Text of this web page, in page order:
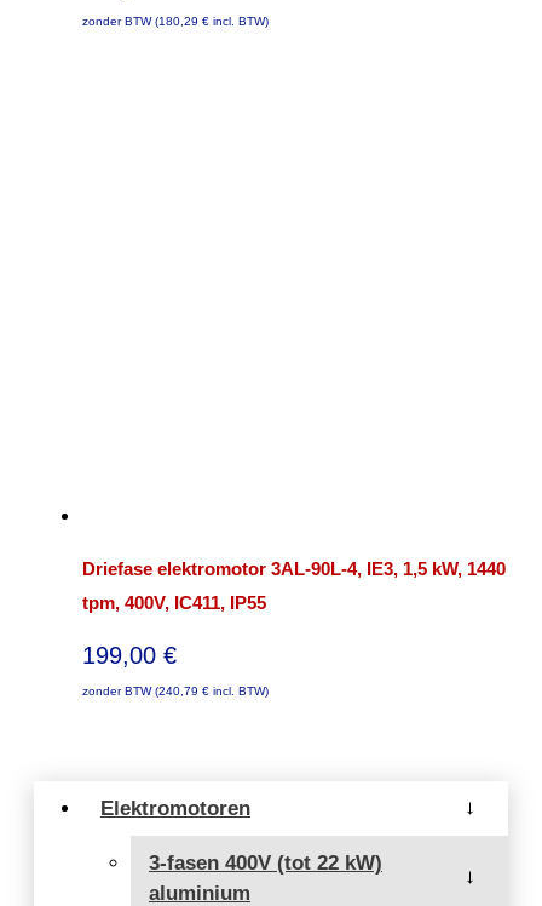
Elektromotoren →
3-fasen 400V (tot 22 kW)
aluminium
→
zonder BTW (180,29 € incl. BTW)
Driefase elektromotor 3AL-90L-4, IE3, 1,5 kW, 1440
tpm, 400V, IC411, IP55
199,00 €
zonder BTW (240,79 € incl. BTW)